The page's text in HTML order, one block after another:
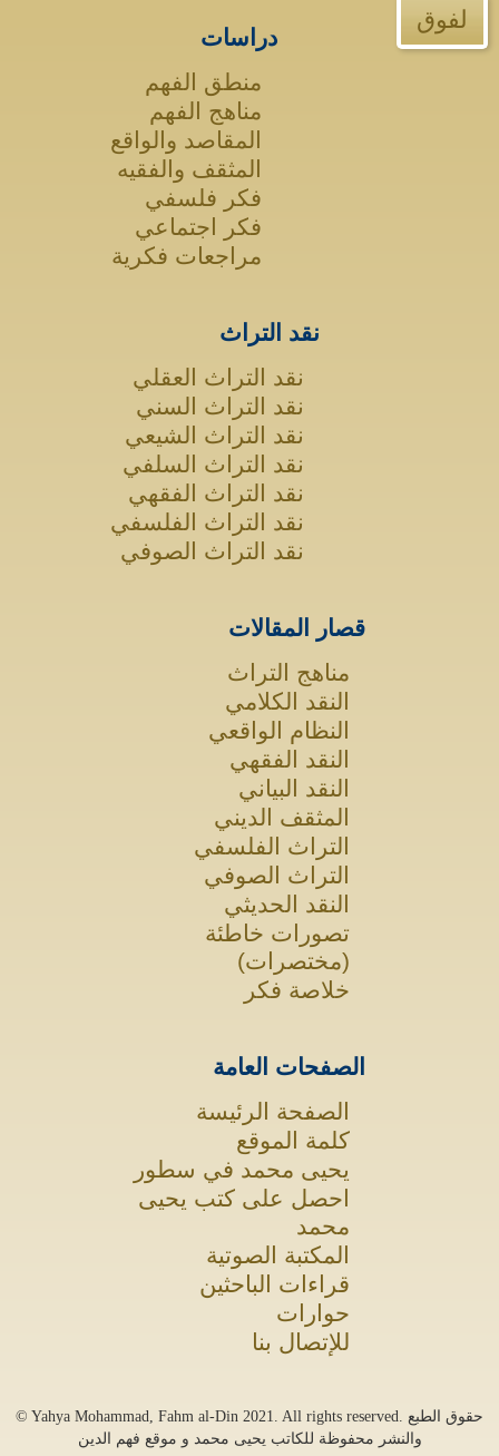
لفوق
دراسات
منطق الفهم
مناهج الفهم
المقاصد والواقع
المثقف والفقيه
فكر فلسفي
فكر اجتماعي
مراجعات فكرية
نقد التراث
نقد التراث العقلي
نقد التراث السني
نقد التراث الشيعي
نقد التراث السلفي
نقد التراث الفقهي
نقد التراث الفلسفي
نقد التراث الصوفي
قصار المقالات
مناهج التراث
النقد الكلامي
النظام الواقعي
النقد الفقهي
النقد البياني
المثقف الديني
التراث الفلسفي
التراث الصوفي
النقد الحديثي
تصورات خاطئة
(مختصرات)
خلاصة فكر
الصفحات العامة
الصفحة الرئيسة
كلمة الموقع
يحيى محمد في سطور
احصل على كتب يحيى
محمد
المكتبة الصوتية
قراءات الباحثين
حوارات
للإتصال بنا
© Yahya Mohammad, Fahm al-Din 2021. All rights reserved. حقوق الطبع
والنشر محفوظة للكاتب يحيى محمد و موقع فهم الدين